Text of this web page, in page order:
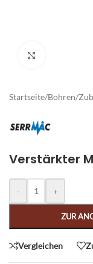
Startseite/Bohren/
Verstärkter
- +
ZUR
Vergleichen